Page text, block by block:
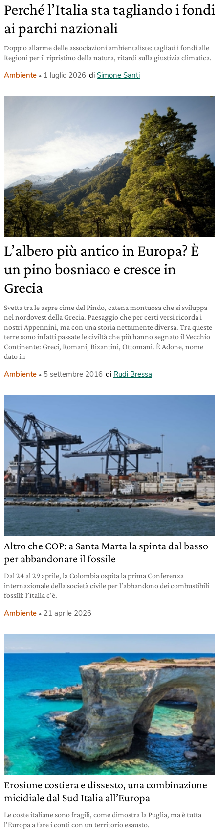
Perché l’Italia sta tagliando i fondi
ai parchi nazionali
Doppio allarme delle associazioni ambientaliste: tagliati i fondi alle
Regioni per il ripristino della natura, ritardi sulla giustizia climatica.
Ambiente 1 luglio 2026 di Simone Santi
L’albero più antico in Europa? È
un pino bosniaco e cresce in
Grecia
Svetta tra le aspre cime del Pindo, catena montuosa che si sviluppa
nel nordovest della Grecia. Paesaggio che per certi versi ricorda i
nostri Appennini, ma con una storia nettamente diversa. Tra queste
terre sono infatti passate le civiltà che più hanno segnato il Vecchio
Continente: Greci, Romani, Bizantini, Ottomani. È Adone, nome
dato in
Ambiente 5 settembre 2016 di Rudi Bressa
Altro che COP: a Santa Marta la spinta dal basso
per abbandonare il fossile
Dal 24 al 29 aprile, la Colombia ospita la prima Conferenza
internazionale della società civile per l’abbandono dei combustibili
fossili: l’Italia c’è.
Ambiente 21 aprile 2026
Erosione costiera e dissesto, una combinazione
micidiale dal Sud Italia all’Europa
Le coste italiane sono fragili, come dimostra la Puglia, ma è tutta
l’Europa a fare i conti con un territorio esausto.